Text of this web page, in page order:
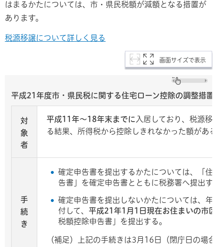
はまるかたについては、市・県民税額が減額となる措置が
あります。
税源移譲について詳しく見る
画面サイズで表示
平成21年度市・県民税に関する住宅ローン控除の調整措置
対
象
者
平成11年～18年末までに 入居しており、税源移
る結果、所得税から控除しきれなかった額があ
手
続
き
確定申告書を提出するかたについては、「住
告書」を確定申告書とともに税務署へ提出す
確定申告書を提出しないかたについては、年
付して、 平成21年1月1日現在お住まいの市
税額控除申告書」を提出する。
（補足）上記の手続きは3月16日（閉庁日の場